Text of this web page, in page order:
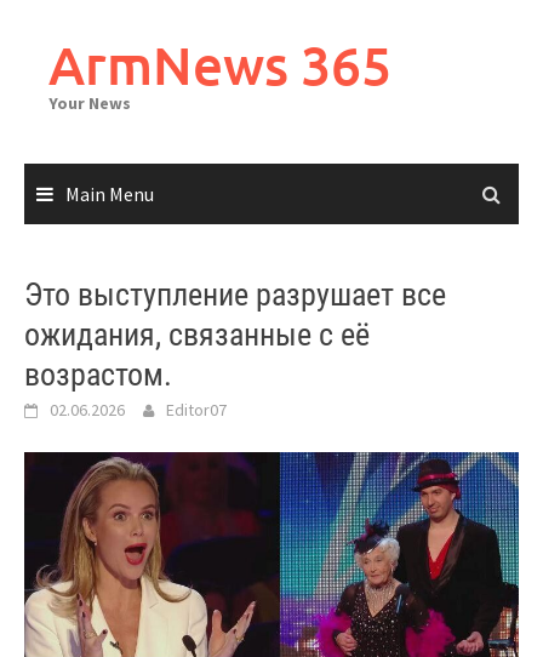
contentArmNews 365
Your News
Main Menu
Это выступление разрушает все
ожидания, связанные с её
возрастом.
02.06.2026 Editor07